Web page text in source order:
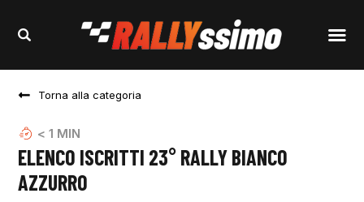
Torna alla categoria
< 1 MIN
ELENCO ISCRITTI 23° RALLY BIANCO
AZZURRO